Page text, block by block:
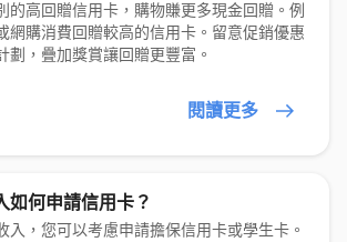
的高回贈信用卡，購物賺更多現金回贈。例
網購消費回贈較高的信用卡。留意促銷優惠
劃，疊加獎賞讓回贈更豐富。
閱讀更多
如何申請信用卡？
入，您可以考慮申請擔保信用卡或學生卡。